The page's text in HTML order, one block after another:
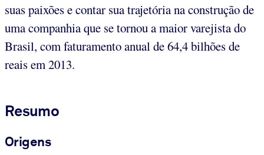
suas paixões e contar sua trajetória na construção de
uma companhia que se tornou a maior varejista do
Brasil, com faturamento anual de 64,4 bilhões de
reais em 2013.
Resumo
Origens